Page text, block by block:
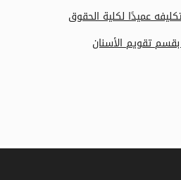
عميدًا لكلية الحقوق
تقويم الأسنان